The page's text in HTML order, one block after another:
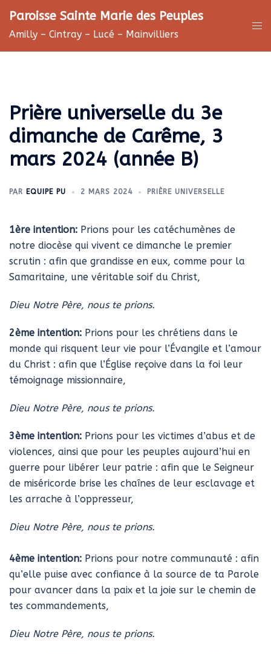
au
contenu
Paroisse Sainte Marie des Peuples
Amilly – Cintray – Lucé – Mainvilliers
Prière universelle du 3e
dimanche de Carême, 3
mars 2024 (année B)
PAR EQUIPE PU 2 MARS 2024 PRIÈRE UNIVERSELLE
1ère intention: Prions pour les catéchumènes de
notre diocèse qui vivent ce dimanche le premier
scrutin : afin que grandisse en eux, comme pour la
Samaritaine, une véritable soif du Christ,
Dieu Notre Père, nous te prions.
2ème intention: Prions pour les chrétiens dans le
monde qui risquent leur vie pour l’Évangile et l’amour
du Christ : afin que l’Église reçoive dans la foi leur
témoignage missionnaire,
Dieu Notre Père, nous te prions.
3ème intention: Prions pour les victimes d’abus et de
violences, ainsi que pour les peuples aujourd’hui en
guerre pour libérer leur patrie : afin que le Seigneur
de miséricorde brise les chaînes de leur esclavage et
les arrache à l’oppresseur,
Dieu Notre Père, nous te prions.
4ème intention: Prions pour notre communauté : afin
qu’elle puise avec confiance à la source de ta Parole
pour avancer dans la paix et la joie sur le chemin de
tes commandements,
Dieu Notre Père, nous te prions.